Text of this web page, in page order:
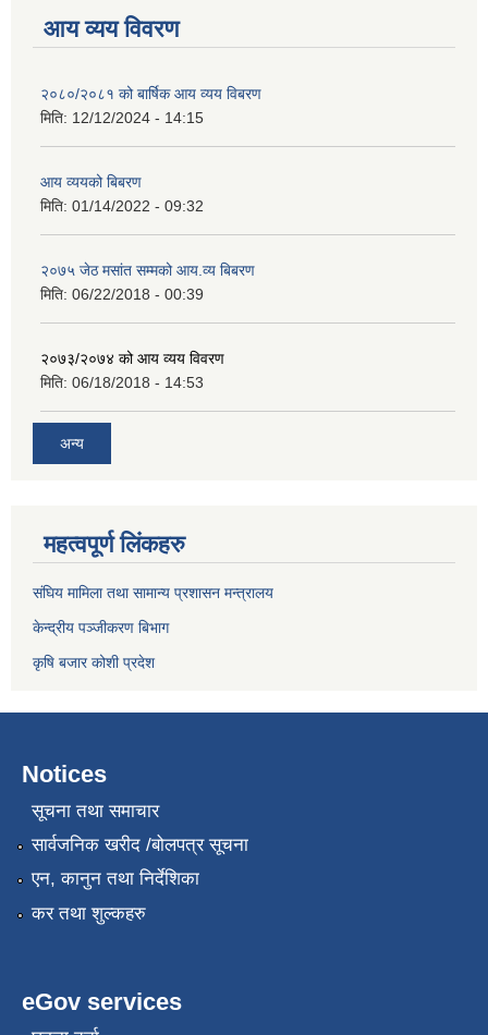
आय व्यय विवरण
२०८०/२०८१ को बार्षिक आय व्यय विबरण
मिति: 12/12/2024 - 14:15
आय व्ययको बिबरण
मिति: 01/14/2022 - 09:32
२०७५ जेठ मसांत सम्मको आय.व्य बिबरण
मिति: 06/22/2018 - 00:39
२०७३/२०७४ को आय व्यय विवरण
मिति: 06/18/2018 - 14:53
अन्य
महत्वपूर्ण लिंकहरु
संघिय मामिला तथा सामान्य प्रशासन मन्त्रालय
केन्द्रीय पञ्जीकरण बिभाग
कृषि बजार कोशी प्रदेश
Notices
सूचना तथा समाचार
सार्वजनिक खरीद /बोलपत्र सूचना
एन, कानुन तथा निर्देशिका
कर तथा शुल्कहरु
eGov services